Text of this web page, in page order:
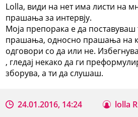
Lolla, види на нет има листи на
прашања за интервју.
Моја препорака е да поставуваш
прашања, односно прашања на
одговори со да или не.
, гледај некако да ги
зборува, а ти да слушаш.
24.01.2016, 14:24 lolla